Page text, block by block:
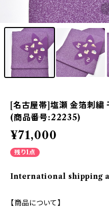
[名古屋帯]塩瀬 金箔刺繍
(商品番号:22235)
¥71,000
残り1点
International shipping
【商品について】